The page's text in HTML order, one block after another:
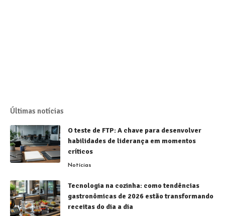
Últimas notícias
O teste de FTP: A chave para desenvolver
habilidades de liderança em momentos
críticos
Notícias
Tecnologia na cozinha: como tendências
gastronômicas de 2026 estão transformando
receitas do dia a dia